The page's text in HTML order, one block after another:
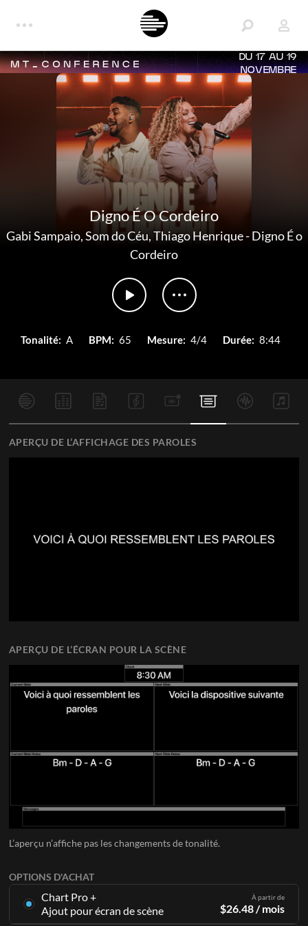
DU 17 AU 19
NOVEMBRE
Digno É O Cordeiro
Gabi Sampaio,Som do Céu,Thiago Henrique-Digno É o
Cordeiro
Tonalité: A BPM: 65 Mesure: 4/4 Durée: 8:44
OPTIONS D'ACHAT
Chart Pro +
Ajout pour écran de scène
À partir de
$26.48/ mois
APERÇU DE L’AFFICHAGE DES PAROLES
APERÇU DE L’ÉCRAN POUR LA SCÈNE
L’aperçu n’affiche pas les changements de tonalité.